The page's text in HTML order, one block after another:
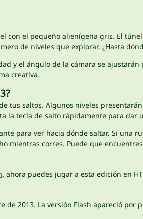
con el pequeño alienígena gris. El
de niveles que explorar. ¿Hasta
y el ángulo de la cámara se
creativa.
tus saltos. Algunos niveles
la tecla de salto rápidamente para
para ver hacia dónde saltar. Si una
mientras corres. Puede que
, ahora puedes jugar a esta edición en
2013. La versión Flash apareció por